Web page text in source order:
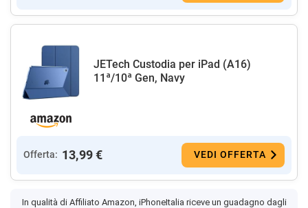
JETech Custodia per iPad (A16)
11ª/10ª Gen, Navy
Offerta: 13,99 € VEDI OFFERTA
In qualità di Affiliato Amazon, iPhoneItalia riceve un guadagno dagli